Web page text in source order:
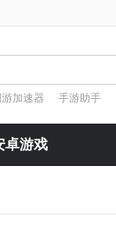
游加速器 手游助手
卓游戏